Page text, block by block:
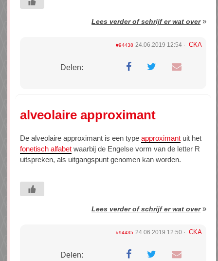
Lees verder of schrijf er wat over»
#94438 24.06.2019 12:54 CKA
Delen:
alveolaire approximant
De alveolaire approximant is een type approximant uit het
fonetisch alfabet waarbij de Engelse vorm van de letter R
uitspreken, als uitgangspunt genomen kan worden.
Lees verder of schrijf er wat over»
#94435 24.06.2019 12:50 CKA
Delen: